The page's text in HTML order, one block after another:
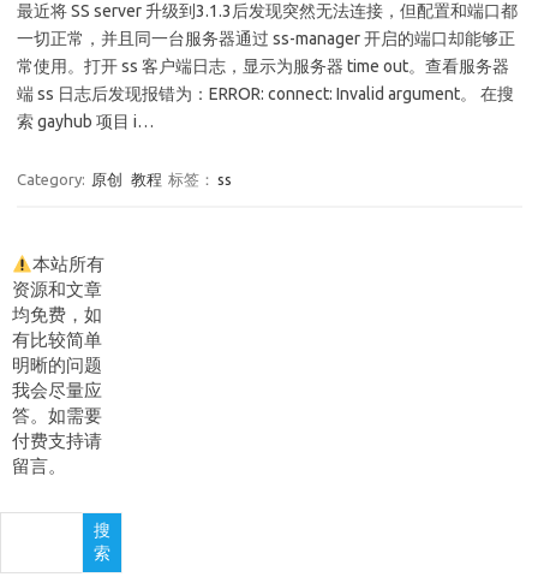
最近将 SS server 升级到3.1.3后发现突然无法连接，但配置和端口都
一切正常，并且同一台服务器通过 ss-manager 开启的端口却能够正
常使用。打开 ss 客户端日志，显示为服务器 time out。查看服务器
端 ss 日志后发现报错为：ERROR: connect: Invalid argument。 在搜
索 gayhub 项目 i…
Category: 原创 教程 标签： ss
本站所有
资源和文章
均免费，如
有比较简单
明晰的问题
我会尽量应
答。如需要
付费支持请
留言。
搜
索